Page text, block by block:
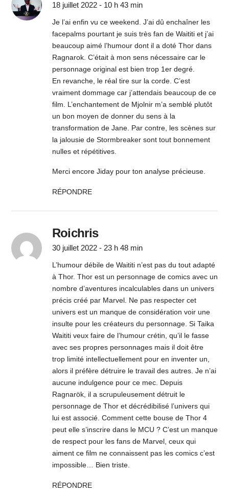
18 juillet 2022 - 10 h 43 min
Je l’ai enfin vu ce weekend. J’ai dû enchaîner les
facepalms pourtant je suis très fan de Waititi et j’ai
beaucoup aimé l’humour dont il a doté Thor dans
Ragnarok. C’était à mon sens nécessaire car le
personnage original est bien trop 1er degré.
En revanche, le réal tire sur la corde. C’est
vraiment dommage car j’attendais beaucoup de ce
film. L’enchantement de Mjolnir m’a semblé plutôt
un bon moyen de donner du sens à la
transformation de Jane. Par contre, les scènes sur
la jalousie de Stormbreaker sont tout bonnement
nulles et répétitives.
Merci encore Jiday pour ton analyse précieuse.
RÉPONDRE
Roichris
30 juillet 2022 - 23 h 48 min
L’humour débile de Waititi n’est pas du tout adapté
à Thor. Thor est un personnage de comics avec un
nombre d’aventures incalculables dans un univers
précis créé par Marvel. Ne pas respecter cet
univers est un manque de considération voir une
insulte pour les créateurs du personnage. Si Taika
Waititi veux faire de l’humour crétin, qu’il le fasse
avec ses propres personnages mais il doit être
trop limité intellectuellement pour en inventer un,
alors il préfère détruire le travail des autres. Je n’ai
aucune indulgence pour ce mec. Depuis
Ragnarök, il a scrupuleusement détruit le
personnage de Thor et décrédibilisé l’univers qui
lui est associé. Comment cette bouse de Thor 4
peut elle s’inscrire dans le MCU ? C’est un manque
de respect pour les fans de Marvel, ceux qui
aiment ce film ne connaissent pas les comics c’est
impossible… Bien triste.
RÉPONDRE